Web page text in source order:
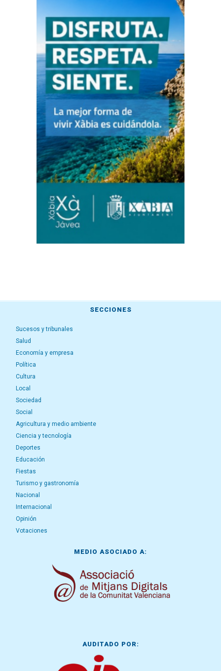
SECCIONES
Sucesos y tribunales
Salud
Economía y empresa
Política
Cultura
Local
Sociedad
Social
Agricultura y medio ambiente
Ciencia y tecnología
Deportes
Educación
Fiestas
Turismo y gastronomía
Nacional
Internacional
Opinión
Votaciones
MEDIO ASOCIADO A:
AUDITADO POR: